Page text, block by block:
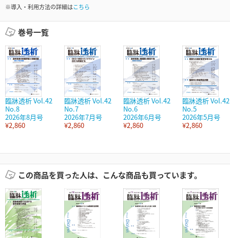
※導入・利用方法の詳細はこちら
巻号一覧
臨牀透析 Vol.42
No.8
2026年8月号
¥2,860
臨牀透析 Vol.42
No.7
2026年7月号
¥2,860
臨牀透析 Vol.42
No.6
2026年6月号
¥2,860
臨牀透析 Vol.42
No.5
2026年5月号
¥2,860
この商品を買った人は、こんな商品も買っています。